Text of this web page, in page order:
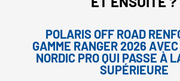
POLARIS OFF ROAD
GAMME RANGER 2026
NORDIC PRO QUI PASSE À
SUPÉRIEURE